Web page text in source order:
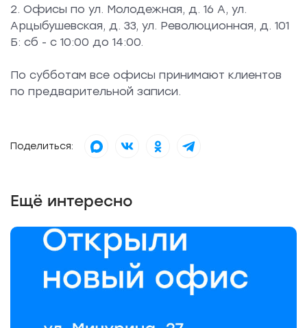
2. Офисы по ул. Молодежная, д. 16 А, ул.
Арцыбушевская, д. 33, ул. Революционная, д. 101
Б: сб - с 10:00 до 14:00.
По субботам все офисы принимают клиентов
по предварительной записи.
Поделиться:
Ещё интересно